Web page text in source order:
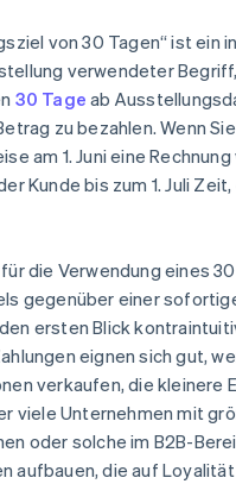
von 30 Tagen“ ist ein
verwendeter
30 Tage ab
zu bezahlen. Wenn Sie
am 1. Juni eine
Kunde bis zum 1. Juli
die Verwendung eines
gegenüber einer
ersten Blick
eignen sich gut,
verkaufen, die kleinere
viele Unternehmen mit
oder solche im B2B-
aufbauen, die auf